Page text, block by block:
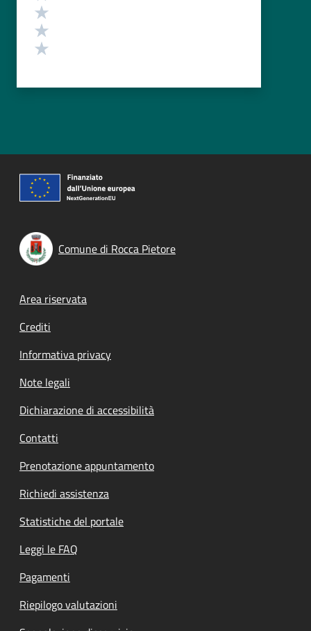
Comune di Rocca Pietore
Footer menu
Area riservata
Crediti
Informativa privacy
Note legali
Dichiarazione di accessibilità
Contatti
Prenotazione appuntamento
Richiedi assistenza
Statistiche del portale
Leggi le FAQ
Pagamenti
Riepilogo valutazioni